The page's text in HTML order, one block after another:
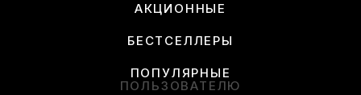
АКЦИОННЫЕ
БЕСТСЕЛЛЕРЫ
ПОПУЛЯРНЫЕ
ПОЛЬЗОВАТЕЛЮ